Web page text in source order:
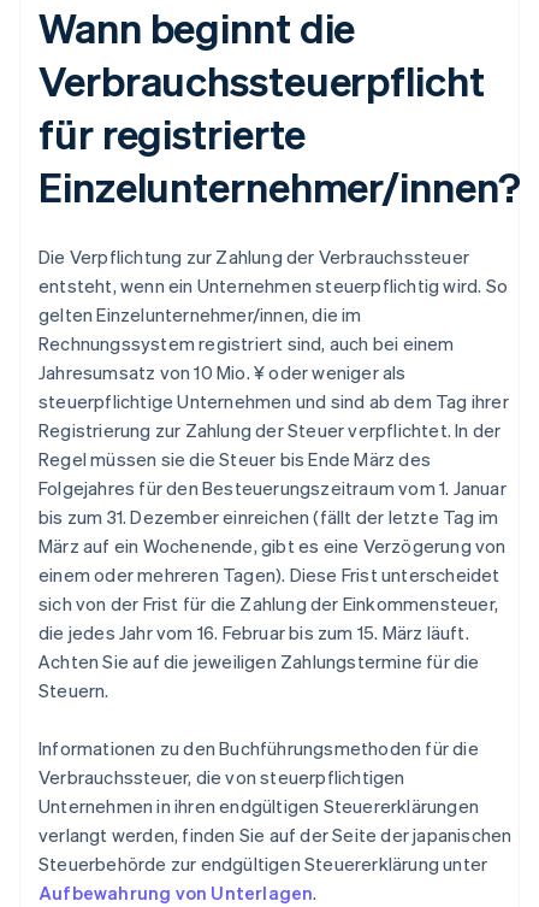
Wann beginnt die
Verbrauchssteuerpflicht
für registrierte
Einzelunternehmer/innen?
Die Verpflichtung zur Zahlung der Verbrauchssteuer
entsteht, wenn ein Unternehmen steuerpflichtig wird. So
gelten Einzelunternehmer/innen, die im
Rechnungssystem registriert sind, auch bei einem
Jahresumsatz von 10 Mio. ¥ oder weniger als
steuerpflichtige Unternehmen und sind ab dem Tag ihrer
Registrierung zur Zahlung der Steuer verpflichtet. In der
Regel müssen sie die Steuer bis Ende März des
Folgejahres für den Besteuerungszeitraum vom 1. Januar
bis zum 31. Dezember einreichen (fällt der letzte Tag im
März auf ein Wochenende, gibt es eine Verzögerung von
einem oder mehreren Tagen). Diese Frist unterscheidet
sich von der Frist für die Zahlung der Einkommensteuer,
die jedes Jahr vom 16. Februar bis zum 15. März läuft.
Achten Sie auf die jeweiligen Zahlungstermine für die
Steuern.
Informationen zu den Buchführungsmethoden für die
Verbrauchssteuer, die von steuerpflichtigen
Unternehmen in ihren endgültigen Steuererklärungen
verlangt werden, finden Sie auf der Seite der japanischen
Steuerbehörde zur endgültigen Steuererklärung unter
Aufbewahrung von Unterlagen.